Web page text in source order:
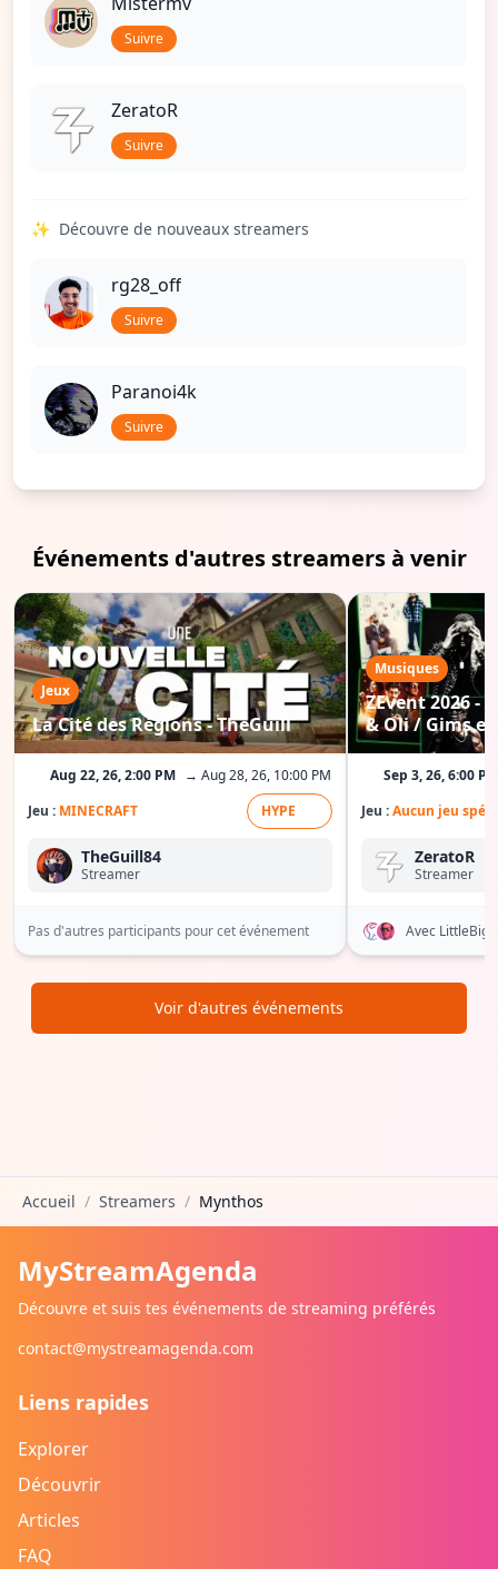
Suivre
ZeratoR
Suivre
✨ Découvre de nouveaux streamers
rg28_off
Suivre
Paranoi4k
Suivre
Événements d'autres streamers à venir
Jeux
La Cité des Régions - TheGuill
Aug 22, 26, 2:00 PM → Aug 28, 26, 10:00 PM
Jeu : MINECRAFT HYPE
TheGuill84
Streamer
Pas d'autres participants pour cet événement
Musiques
ZEvent 2026 -
& Oli / Gims
Sep 3, 26, 6:00 PM
Jeu :Aucun jeu
ZeratoR
Streamer
Avec
Voir d'autres événements
Accueil / Streamers / Mynthos
MyStreamAgenda
Découvre et suis tes événements de streaming préférés
contact@mystreamagenda.com
Liens rapides
Explorer
Découvrir
Articles
FAQ